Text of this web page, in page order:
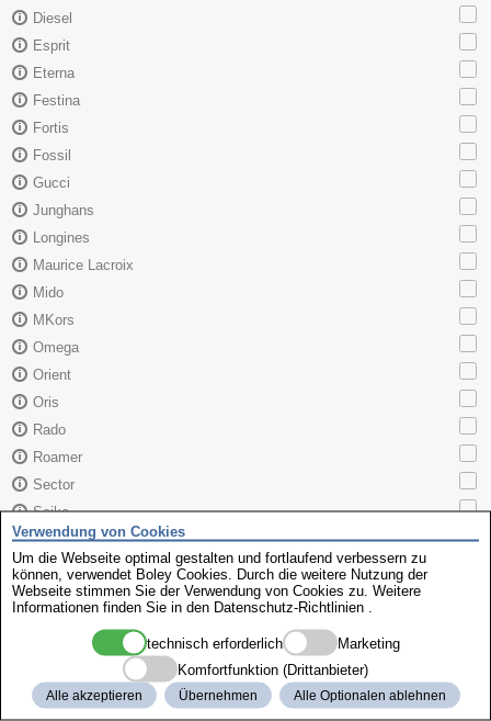
Diesel
Esprit
Eterna
Festina
Fortis
Fossil
Gucci
Junghans
Longines
Maurice Lacroix
Mido
MKors
Omega
Orient
Oris
Rado
Roamer
Sector
Seiko
Skagen
TAG Heuer
Tissot
Citizen 4-651669
Verwendung von Cookies
Um die Webseite optimal gestalten und fortlaufend verbessern zu
können, verwendet Boley Cookies. Durch die weitere Nutzung der
Webseite stimmen Sie der Verwendung von Cookies zu. Weitere
Informationen finden Sie in den Datenschutz-Richtlinien
technisch erforderlich
Marketing
Komfortfunktion (Drittanbieter)
Alle akzeptieren Übernehmen Alle Optionalen ablehnen